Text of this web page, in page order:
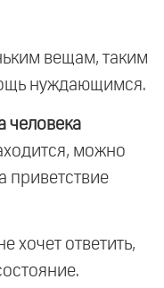
вещам, таким
нуждающимся.
человека
можно
приветствие
хочет ответить,